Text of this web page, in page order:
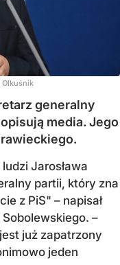
Olkuśnik
generalny
media. Jego
Jarosława
partii, który zna
z PiS" – napisał
–
już zapatrzony
jeden